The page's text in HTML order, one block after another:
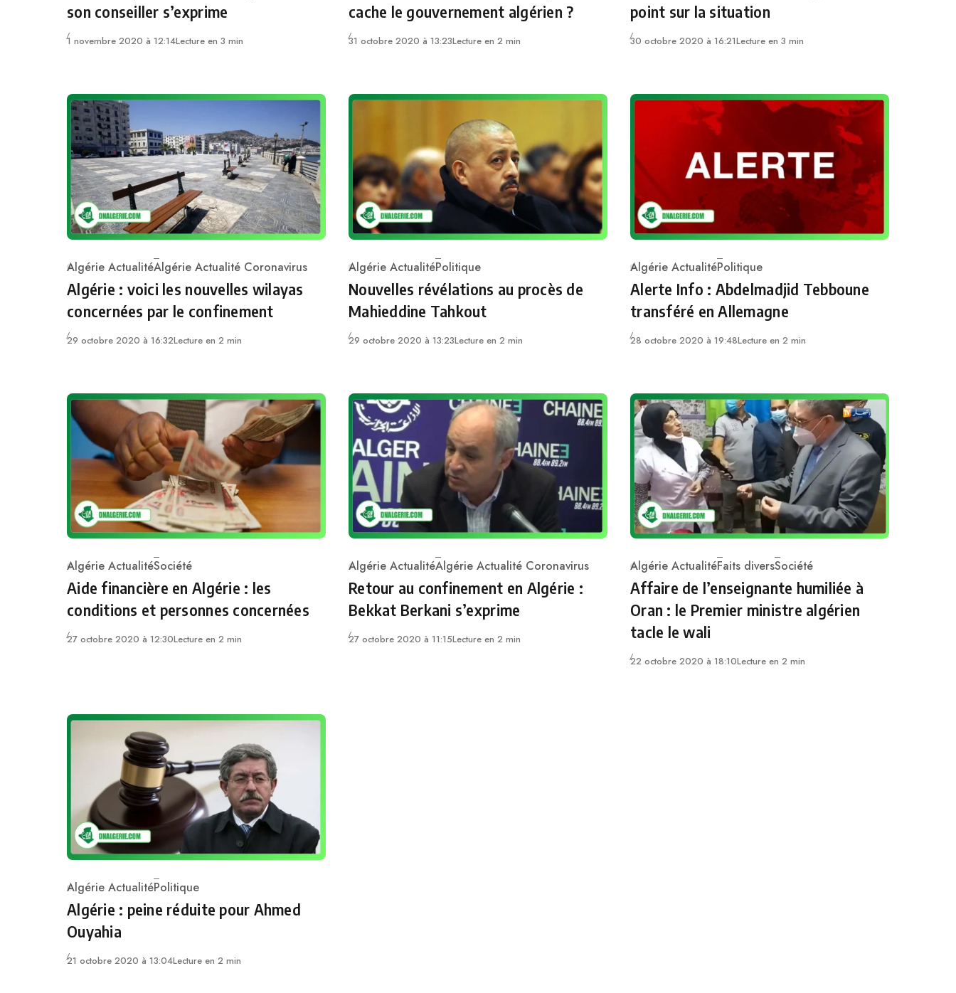
son conseiller s’exprime
1 novembre 2020 à 12:14Lecture en 3 min
cache le gouvernement algérien ?
31 octobre 2020 à 13:23Lecture en 2 min
point sur la situation
30 octobre 2020 à 16:21Lecture en 3 min
Category
Algérie ActualitéAlgérie Actualité Coronavirus
Algérie : voici les nouvelles wilayas
concernées par le confinement
29 octobre 2020 à 16:32Lecture en 2 min
Category
Algérie ActualitéPolitique
Nouvelles révélations au procès de
Mahieddine Tahkout
29 octobre 2020 à 13:23Lecture en 2 min
Category
Algérie ActualitéPolitique
Alerte Info : Abdelmadjid Tebboune
transféré en Allemagne
28 octobre 2020 à 19:48Lecture en 2 min
Category
Algérie ActualitéSociété
Aide financière en Algérie : les
conditions et personnes concernées
27 octobre 2020 à 12:30Lecture en 2 min
Category
Algérie ActualitéAlgérie Actualité Coronavirus
Retour au confinement en Algérie :
Bekkat Berkani s’exprime
27 octobre 2020 à 11:15Lecture en 2 min
Category
Algérie ActualitéFaits diversSociété
Affaire de l’enseignante humiliée à
Oran : le Premier ministre algérien
tacle le wali
22 octobre 2020 à 18:10Lecture en 2 min
Category
Algérie ActualitéPolitique
Algérie : peine réduite pour Ahmed
Ouyahia
21 octobre 2020 à 13:04Lecture en 2 min